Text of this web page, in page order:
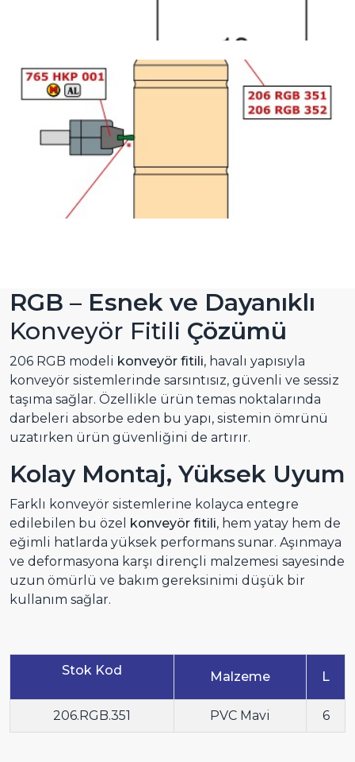
RGB – Esnek ve Dayanıklı
Konveyör Fitili Çözümü
206 RGB modeli konveyör fitili, havalı yapısıyla
konveyör sistemlerinde sarsıntısız, güvenli ve sessiz
taşıma sağlar. Özellikle ürün temas noktalarında
darbeleri absorbe eden bu yapı, sistemin ömrünü
uzatırken ürün güvenliğini de artırır.
Kolay Montaj, Yüksek Uyum
Farklı konveyör sistemlerine kolayca entegre
edilebilen bu özel konveyör fitili, hem yatay hem de
eğimli hatlarda yüksek performans sunar. Aşınmaya
ve deformasyona karşı dirençli malzemesi sayesinde
uzun ömürlü ve bakım gereksinimi düşük bir
kullanım sağlar.
Stok Kod Malzeme L
206.RGB.351 PVC Mavi 6